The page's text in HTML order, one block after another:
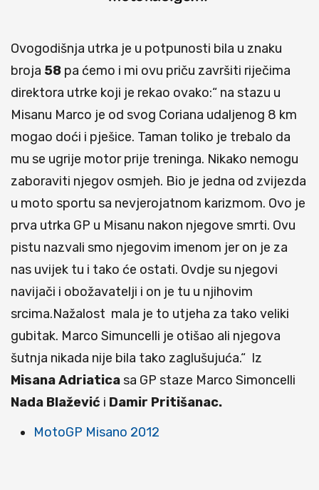
Ovogodišnja utrka je u potpunosti bila u znaku
broja 58 pa ćemo i mi ovu priču završiti riječima
direktora utrke koji je rekao ovako:“ na stazu u
Misanu Marco je od svog Coriana udaljenog 8 km
mogao doći i pješice. Taman toliko je trebalo da
mu se ugrije motor prije treninga. Nikako nemogu
zaboraviti njegov osmjeh. Bio je jedna od zvijezda
u moto sportu sa nevjerojatnom karizmom. Ovo je
prva utrka GP u Misanu nakon njegove smrti. Ovu
pistu nazvali smo njegovim imenom jer on je za
nas uvijek tu i tako će ostati. Ovdje su njegovi
navijači i obožavatelji i on je tu u njihovim
srcima.Nažalost mala je to utjeha za tako veliki
gubitak. Marco Simuncelli je otišao ali njegova
šutnja nikada nije bila tako zaglušujuća.“ Iz
Misana Adriaticasa GP staze Marco Simoncelli
Nada Blažević i Damir Pritišanac.
MotoGP Misano 2012